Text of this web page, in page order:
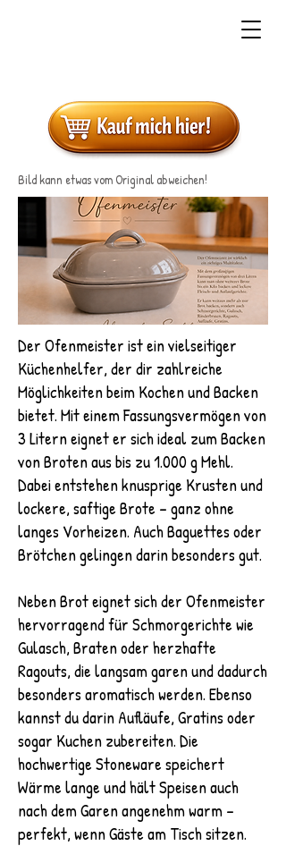
Bild kann etwas vom Original abweichen!
Der Ofenmeister ist ein vielseitiger
Küchenhelfer, der dir zahlreiche
Möglichkeiten beim Kochen und Backen
bietet. Mit einem Fassungsvermögen von
3 Litern eignet er sich ideal zum Backen
von Broten aus bis zu 1.000 g Mehl.
Dabei entstehen knusprige Krusten und
lockere, saftige Brote – ganz ohne
langes Vorheizen. Auch Baguettes oder
Brötchen gelingen darin besonders gut.
Neben Brot eignet sich der Ofenmeister
hervorragend für Schmorgerichte wie
Gulasch, Braten oder herzhafte
Ragouts, die langsam garen und dadurch
besonders aromatisch werden. Ebenso
kannst du darin Aufläufe, Gratins oder
sogar Kuchen zubereiten. Die
hochwertige Stoneware speichert
Wärme lange und hält Speisen auch
nach dem Garen angenehm warm –
perfekt, wenn Gäste am Tisch sitzen.